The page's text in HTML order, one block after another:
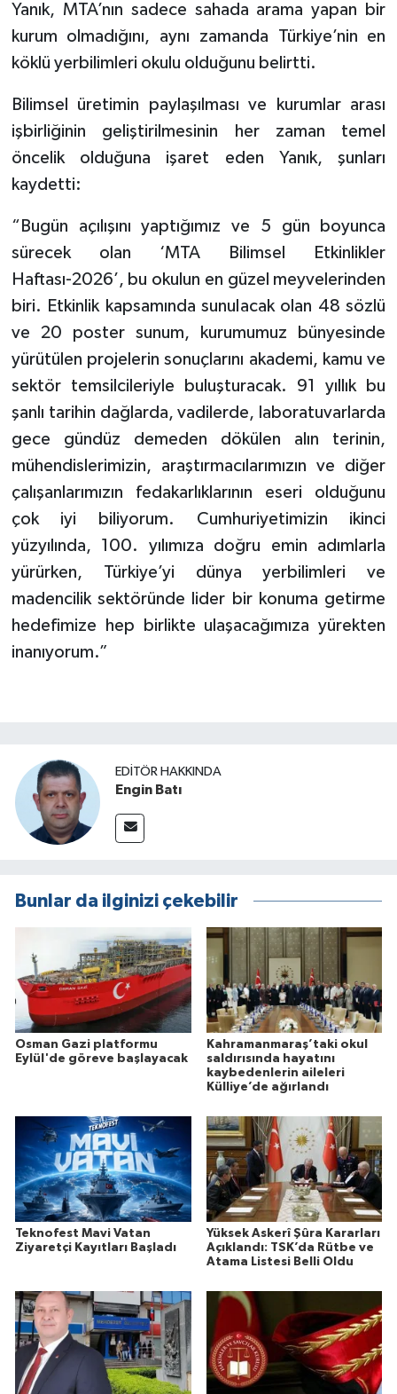
Yanık, MTA’nın sadece sahada arama yapan bir
kurum olmadığını, aynı zamanda Türkiye’nin en
köklü yerbilimleri okulu olduğunu belirtti.
Bilimsel üretimin paylaşılması ve kurumlar arası
işbirliğinin geliştirilmesinin her zaman temel
öncelik olduğuna işaret eden Yanık, şunları
kaydetti:
“Bugün açılışını yaptığımız ve 5 gün boyunca
sürecek olan ‘MTA Bilimsel Etkinlikler
Haftası-2026’, bu okulun en güzel meyvelerinden
biri. Etkinlik kapsamında sunulacak olan 48 sözlü
ve 20 poster sunum, kurumumuz bünyesinde
yürütülen projelerin sonuçlarını akademi, kamu ve
sektör temsilcileriyle buluşturacak. 91 yıllık bu
şanlı tarihin dağlarda, vadilerde, laboratuvarlarda
gece gündüz demeden dökülen alın terinin,
mühendislerimizin, araştırmacılarımızın ve diğer
çalışanlarımızın fedakarlıklarının eseri olduğunu
çok iyi biliyorum. Cumhuriyetimizin ikinci
yüzyılında, 100. yılımıza doğru emin adımlarla
yürürken, Türkiye’yi dünya yerbilimleri ve
madencilik sektöründe lider bir konuma getirme
hedefimize hep birlikte ulaşacağımıza yürekten
inanıyorum.”
EDITÖR HAKKINDA
Engin Batı
Bunlar da ilginizi çekebilir
Osman Gazi platformu
Eylül'de göreve başlayacak
Kahramanmaraş’taki okul
saldırısında hayatını
kaybedenlerin aileleri
Külliye’de ağırlandı
Teknofest Mavi Vatan
Ziyaretçi Kayıtları Başladı
Yüksek Askerî Şûra Kararları
Açıklandı: TSK’da Rütbe ve
Atama Listesi Belli Oldu